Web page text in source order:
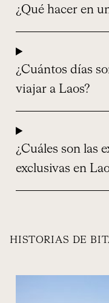
¿Qué hacer en
¿Cuántos días
viajar a Laos?
¿Cuáles son las
exclusivas en
HISTORIAS DE